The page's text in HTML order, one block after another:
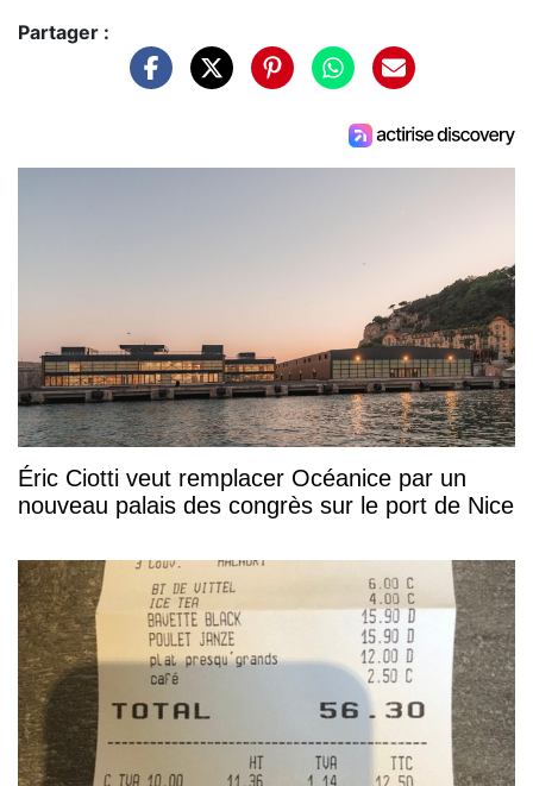
Partager :
Éric Ciotti veut remplacer Océanice par un
nouveau palais des congrès sur le port de Nice